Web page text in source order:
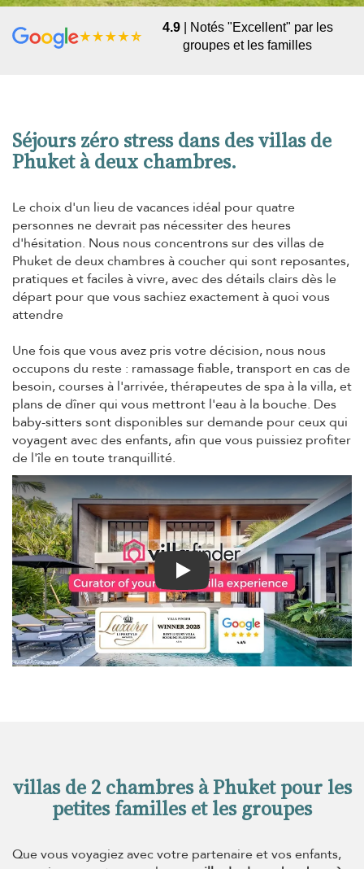
4.9| Notés "Excellent" par les
groupes et les familles
Séjours zéro stress dans des villas de
Phuket à deux chambres.
Le choix d'un lieu de vacances idéal pour quatre
personnes ne devrait pas nécessiter des heures
d'hésitation. Nous nous concentrons sur des villas de
Phuket de deux chambres à coucher qui sont reposantes,
pratiques et faciles à vivre, avec des détails clairs dès le
départ pour que vous sachiez exactement à quoi vous
attendre
Une fois que vous avez pris votre décision, nous nous
occupons du reste : ramassage fiable, transport en cas de
besoin, courses à l'arrivée, thérapeutes de spa à la villa, et
plans de dîner qui vous mettront l'eau à la bouche. Des
baby-sitters sont disponibles sur demande pour ceux qui
voyagent avec des enfants, afin que vous puissiez profiter
de l'île en toute tranquillité.
Play
villas de 2 chambres à Phuket pour les
petites familles et les groupes
Que vous voyagiez avec votre partenaire et vos enfants,